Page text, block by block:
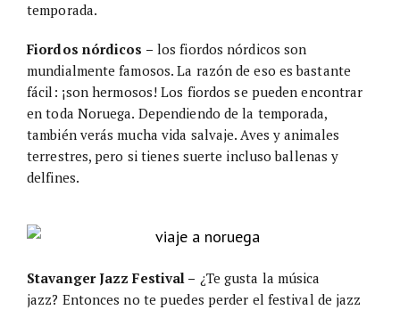
temporada.
Fiordos nórdicos – los fiordos nórdicos son
mundialmente famosos. La razón de eso es bastante
fácil: ¡son hermosos! Los fiordos se pueden encontrar
en toda Noruega. Dependiendo de la temporada,
también verás mucha vida salvaje. Aves y animales
terrestres, pero si tienes suerte incluso ballenas y
delfines.
Stavanger Jazz Festival – ¿Te gusta la música
jazz? Entonces no te puedes perder el festival de jazz